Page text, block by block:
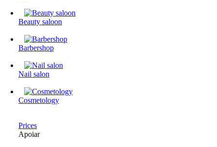
Beauty saloon
Barbershop
Nail salon
Cosmetology
Prices
Apoiar